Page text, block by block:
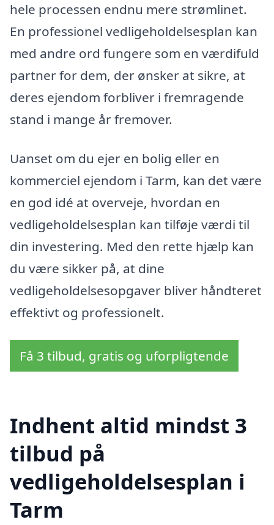
hele processen endnu mere strømlinet.
En professionel vedligeholdelsesplan kan
med andre ord fungere som en værdifuld
partner for dem, der ønsker at sikre, at
deres ejendom forbliver i fremragende
stand i mange år fremover.
Uanset om du ejer en bolig eller en
kommerciel ejendom i Tarm, kan det være
en god idé at overveje, hvordan en
vedligeholdelsesplan kan tilføje værdi til
din investering. Med den rette hjælp kan
du være sikker på, at dine
vedligeholdelsesopgaver bliver håndteret
effektivt og professionelt.
Få 3 tilbud, gratis og uforpligtende
Indhent altid mindst 3
tilbud på
vedligeholdelsesplan i
Tarm